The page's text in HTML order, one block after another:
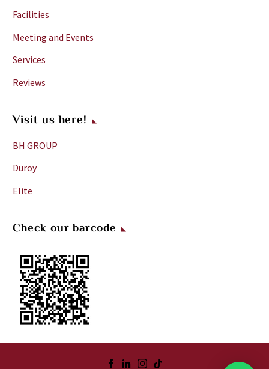
Facilities
Meeting and Events
Services
Reviews
Visit us here!
BH GROUP
Duroy
Elite
Check our barcode